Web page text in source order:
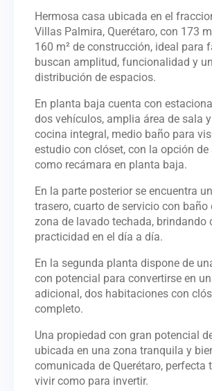
Hermosa casa ubicada en el
Villas Palmira, Querétaro, con 173
160 m² de construcción, ideal para
buscan amplitud, funcionalidad y
distribución de espacios.
En planta baja cuenta con
dos vehículos, amplia área de sala
cocina integral, medio baño para
estudio con clóset, con la opción de
como recámara en planta baja.
En la parte posterior se encuentra
trasero, cuarto de servicio con
zona de lavado techada, brindando
practicidad en el día a día.
En la segunda planta dispone de
con potencial para convertirse en
adicional, dos habitaciones con
completo.
Una propiedad con gran potencial
ubicada en una zona tranquila y
comunicada de Querétaro, perfecta
vivir como para invertir.